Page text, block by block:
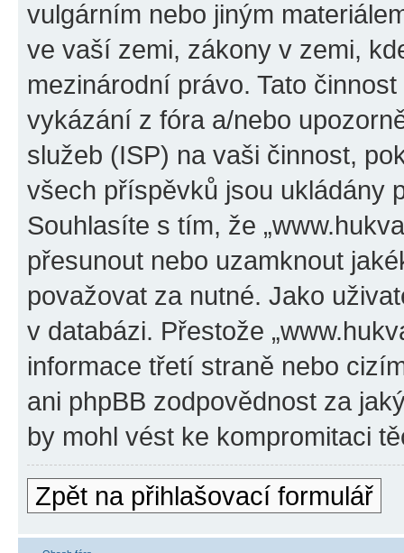
vulgárním nebo jiným
ve vaší zemi, zákony v zemi,
mezinárodní právo. Tato
vykázání z fóra a/nebo
služeb (ISP) na vaši činnost,
všech příspěvků jsou ukládány
Souhlasíte s tím, že
přesunout nebo uzamknout
považovat za nutné. Jako
v databázi. Přestože
informace třetí straně nebo
ani phpBB zodpovědnost za
by mohl vést ke kompromitaci
Zpět na přihlašovací formulář